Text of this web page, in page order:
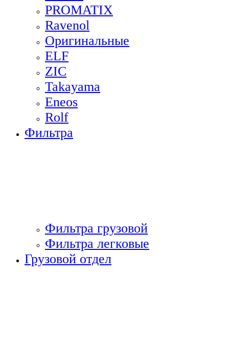
PROMATIX
Ravenol
Оригинальные
ELF
ZIC
Takayama
Eneos
Rolf
Фильтра
Фильтра грузовой
Фильтра легковые
Грузовой отдел